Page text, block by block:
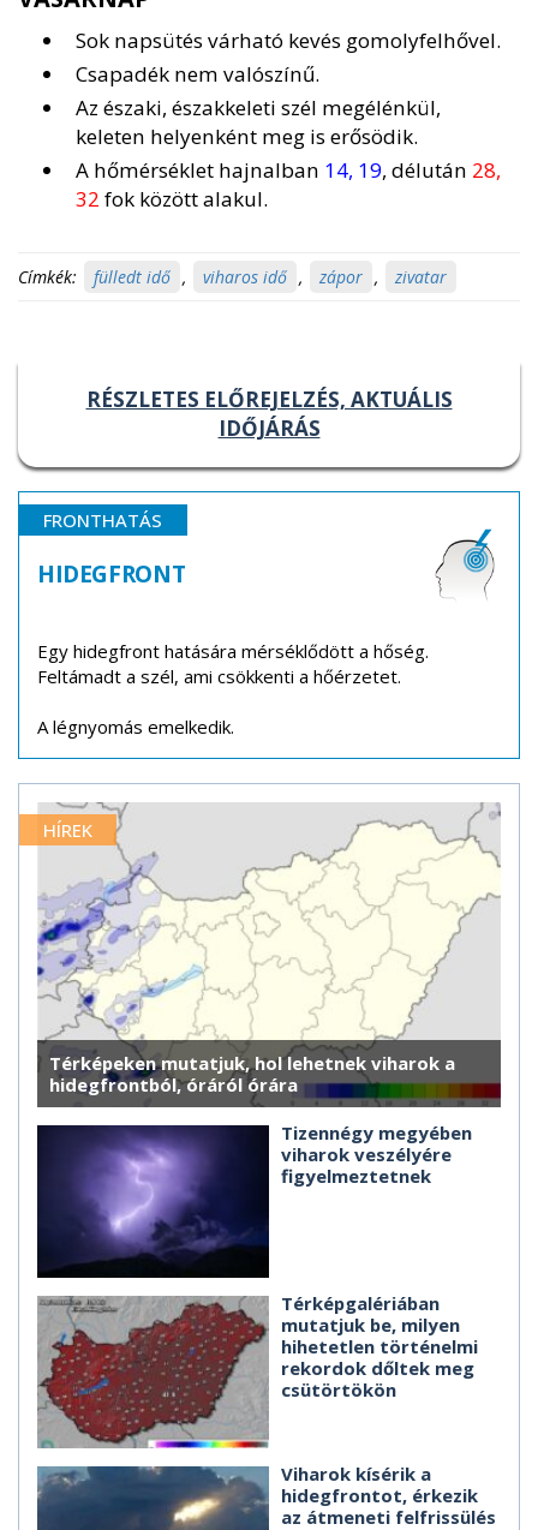
Sok napsütés várható kevés gomolyfelhővel.
Csapadék nem valószínű.
Az északi, északkeleti szél megélénkül,
keleten helyenként meg is erősödik.
A hőmérséklet hajnalban 14, 19, délután 28,
32 fok között alakul.
Címkék: fülledt idő , viharos idő , zápor , zivatar
RÉSZLETES ELŐREJELZÉS, AKTUÁLIS
IDŐJÁRÁS
FRONTHATÁS
HIDEGFRONT
Egy hidegfront hatására mérséklődött a hőség.
Feltámadt a szél, ami csökkenti a hőérzetet.
A légnyomás emelkedik.
HÍREK
Térképeken mutatjuk, hol lehetnek viharok a
hidegfrontból, óráról órára
Tizennégy megyében
viharok veszélyére
figyelmeztetnek
Térképgalériában
mutatjuk be, milyen
hihetetlen történelmi
rekordok dőltek meg
csütörtökön
Viharok kísérik a
hidegfrontot, érkezik
az átmeneti felfrissülés